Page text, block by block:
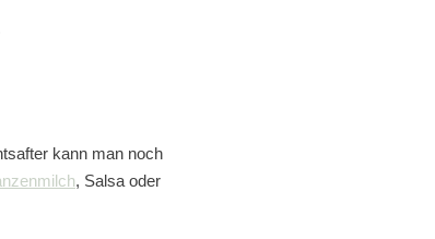
kann man noch
, Salsa oder